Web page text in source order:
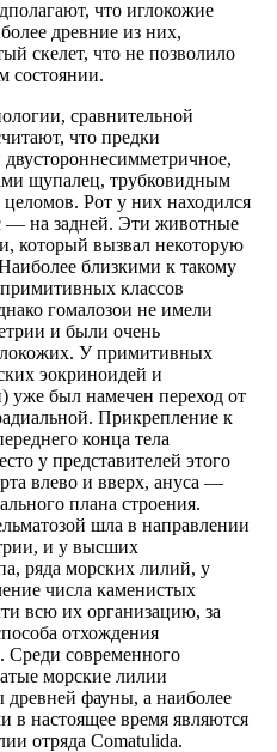
что иглокожие
древние из них,
скелет, что не позволило
состоянии.
сравнительной
что предки
щупалец, трубковидным
Рот у них находился
— на задней. Эти животные
который вызвал некоторую
близкими к такому
классов
гомалозои не имели
и были очень
У примитивных
эокриноидей и
уже был намечен переход от
Прикрепление к
конца тела
у представителей этого
влево и вверх, ануса —
плана строения.
шла в направлении
и у высших
ряда морских лилий, у
числа каменистых
всю их организацию, за
отхождения
Среди современного
морские лилии
древней фауны, а наиболее
настоящее время являются
отряда Comatulida.